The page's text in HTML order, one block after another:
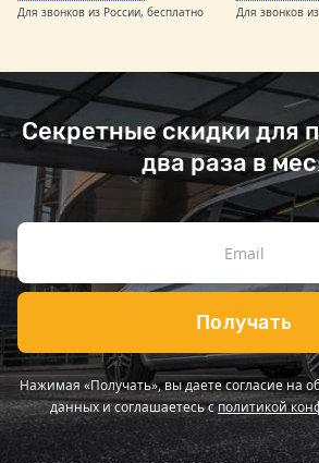
Для звонков из России, бесплатно Для звонков
Секретные скидки для
два раза в
Получать
Нажимая «Получать», вы даете согласие на
данных и соглашаетесь сполитикой